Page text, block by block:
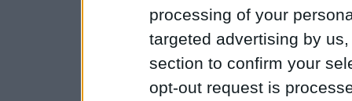
processing of your
targeted advertising by
section to confirm your
opt-out request is